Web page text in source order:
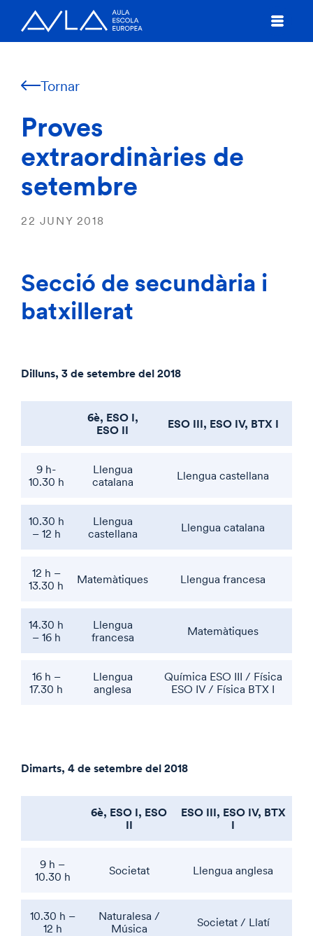
Tornar
Proves
extraordinàries de
setembre
22 JUNY 2018
Secció de secundària i
batxillerat
Dilluns, 3 de setembre del 2018
6è, ESO I,
ESO II
ESO III, ESO IV, BTX I
9 h-
10.30 h
Llengua
catalana
Llengua castellana
10.30 h
– 12 h
Llengua
castellana
Llengua catalana
12 h –
13.30 h
Matemàtiques Llengua francesa
14.30 h
– 16 h
Llengua
francesa
Matemàtiques
16 h –
17.30 h
Llengua
anglesa
Química ESO III / Física
ESO IV / Física BTX I
Dimarts, 4 de setembre del 2018
6è, ESO I, ESO
II
ESO III, ESO IV, BTX
I
9 h –
10.30 h
Societat Llengua anglesa
10.30 h –
12 h
Naturalesa /
Música
Societat / Llatí